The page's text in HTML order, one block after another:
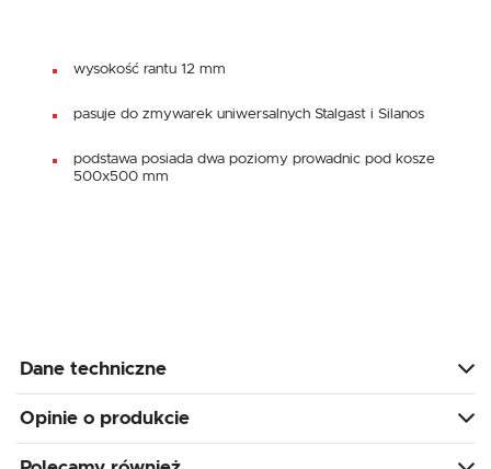
wysokość rantu 12 mm
pasuje do zmywarek uniwersalnych Stalgast i Silanos
podstawa posiada dwa poziomy prowadnic pod kosze
500x500 mm
Dane techniczne
Opinie o produkcie